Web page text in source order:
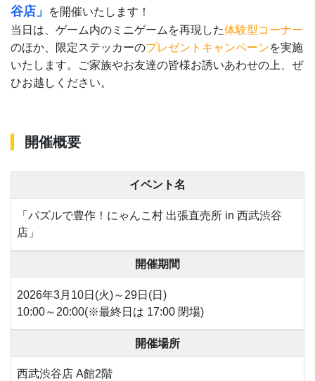
谷店」
を開催いたします！
当日は、ゲーム内のミニゲームを再現した体験型コーナー
のほか、限定ステッカーのプレゼントキャンペーンを実施
いたします。ご家族やお友達の皆様お誘いあわせの上、ぜ
ひお越しください。
開催概要
イベント名
「パズルで豊作！にゃんこ村 出張直売所 in 西武渋谷
店」
開催期間
2026年3月10日(火)～29日(日)
10:00～20:00(※最終日は 17:00 閉場)
開催場所
西武渋谷店 A館2階